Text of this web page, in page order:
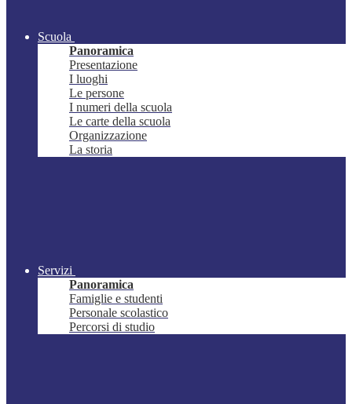
Scuola
Panoramica
Presentazione
I luoghi
Le persone
I numeri della scuola
Le carte della scuola
Organizzazione
La storia
Servizi
Panoramica
Famiglie e studenti
Personale scolastico
Percorsi di studio